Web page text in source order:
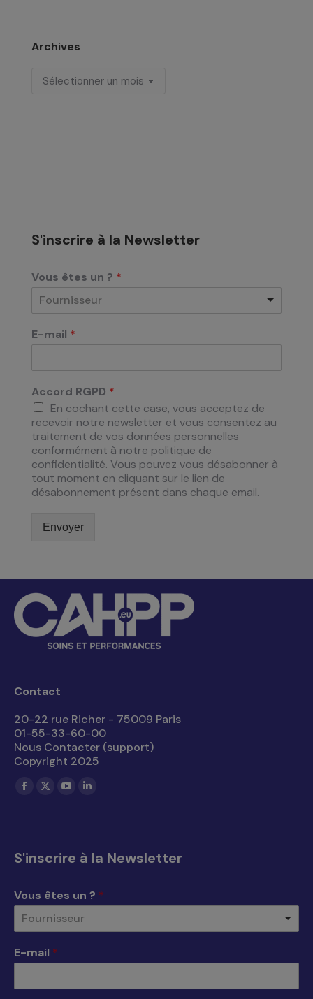
Archives
Archives
S'inscrire à la Newsletter
Vous êtes un ? *
Fournisseur
E-mail *
Accord RGPD *
En cochant cette case, vous acceptez de
recevoir notre newsletter et vous consentez au
traitement de vos données personnelles
conformément à notre politique de
confidentialité. Vous pouvez vous désabonner à
tout moment en cliquant sur le lien de
désabonnement présent dans chaque email.
Envoyer
Contact
20-22 rue Richer - 75009 Paris
01-55-33-60-00
Nous Contacter (support)
Copyright 2025
Trouvez nous sur :
La
dans
nouvelle
fenêtre
La
dans
nouvelle
fenêtre
La
dans
nouvelle
fenêtre
La
dans
nouvelle
S'inscrire à la Newsletter
Vous êtes un ? *
Fournisseur
E-mail *